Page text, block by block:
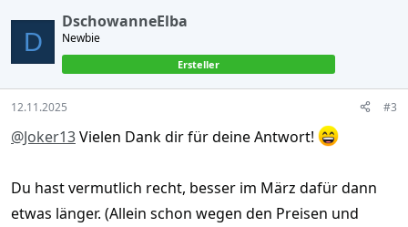
t
o
n
D
DschowanneElba
Newbie
Ersteller
12.11.2025 #3
@Joker13Vielen Dank dir für deine Antwort!
Du hast vermutlich recht, besser im März dafür dann
etwas länger. (Allein schon wegen den Preisen und